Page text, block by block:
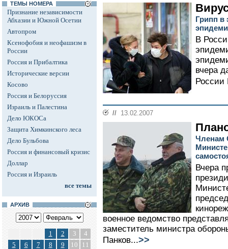
ТЕМЫ НОМЕРА
Признание независимости
Абхазии и Южной Осетии
Автопром
Ксенофобия и неофашизм в
России
Россия и Прибалтика
Исторические версии
Косово
Россия и Белоруссия
Израиль и Палестина
Дело ЮКОСа
Защита Химкинского леса
Дело Бульбова
Россия и финансовый кризис
Доллар
Россия и Израиль
все темы
АРХИВ
1 2 3
4
5
6 7 8 9 10
11
Грипп в
В
вчера
России
// 13.02.2007
Членам
Вчера
военное ведомство
заместитель министра
Панков...>>